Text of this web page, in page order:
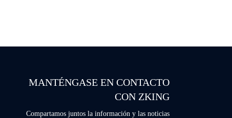
MANTÉNGASE EN CONTACTO
CON ZKING
Compartamos juntos la información y las noticias